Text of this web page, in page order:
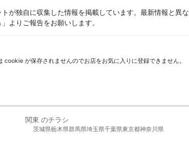
が独自に収集した情報を掲載しています。最新情報と異
」よりご報告をお願いします。
が保存されませんのでお店をお気に入りに登録できません。
関東 のチラシ
茨城県栃木県群馬県埼玉県千葉県東京都神奈川県